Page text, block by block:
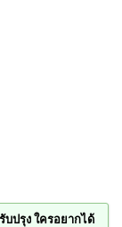
ปรุง ใครอยากได้